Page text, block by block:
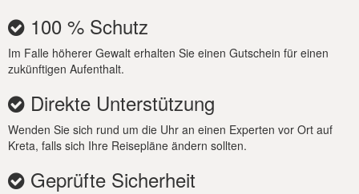
und mindestens eine Woche im Voraus angekündigt werden
muss.
Winterzeit (November-März): Zentralheizung ist mit 300 €
100 % Schutz
Im Falle höherer Gewalt erhalten Sie einen Gutschein für einen
zukünftigen Aufenthalt.
Direkte Unterstützung
Wenden Sie sich rund um die Uhr an einen Experten vor Ort auf
Kreta, falls sich Ihre Reisepläne ändern sollten.
Geprüfte Sicherheit